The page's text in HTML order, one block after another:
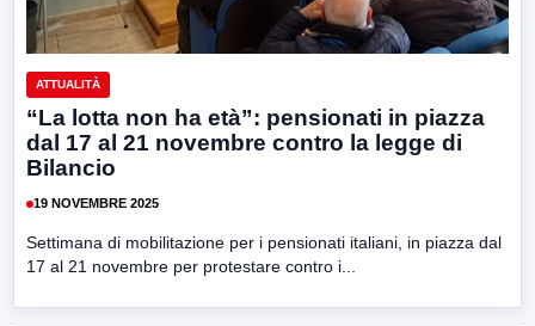
ATTUALITÀ
“La lotta non ha età”: pensionati in piazza
dal 17 al 21 novembre contro la legge di
Bilancio
19 NOVEMBRE 2025
Settimana di mobilitazione per i pensionati italiani, in piazza dal
17 al 21 novembre per protestare contro i...